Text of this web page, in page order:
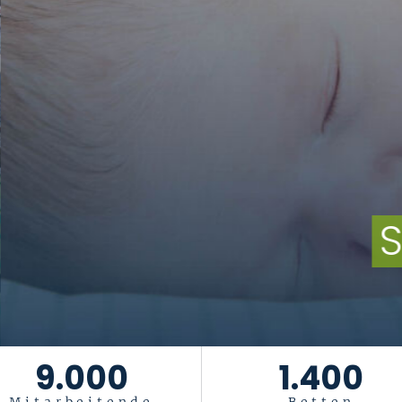
. Es
9.000 1.400